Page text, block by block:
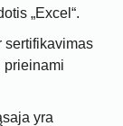
„Excel“.
sertifikavimas
prieinami
yra